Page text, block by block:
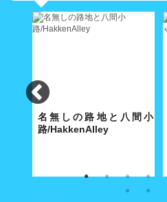
名無しの路地と八間小
路/HakkenAlley
奥深い路地の真ん中に大きな空